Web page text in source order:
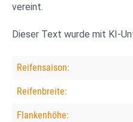
vereint.
Dieser Text wurde mit KI-
Reifensaison:
Reifenbreite:
Flankenhöhe: